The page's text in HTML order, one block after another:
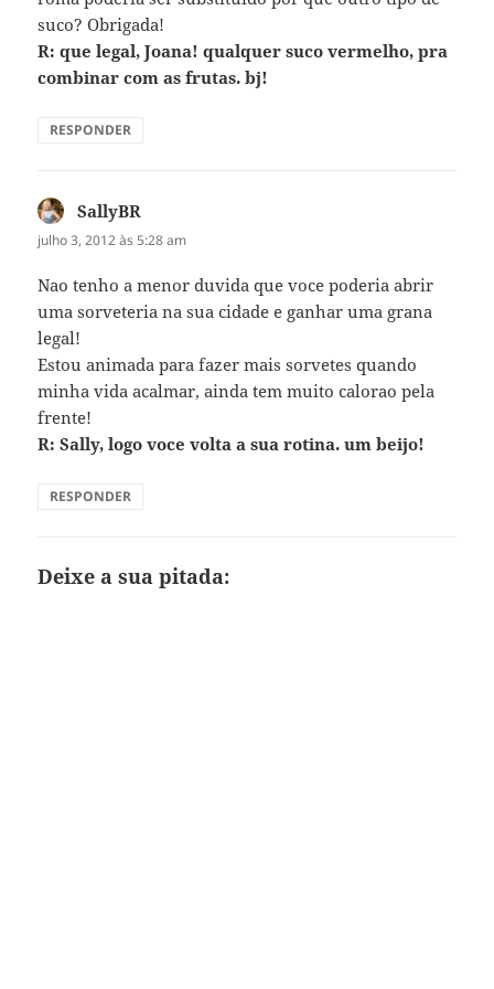
suco? Obrigada!
R: que legal, Joana! qualquer suco vermelho, pra
combinar com as frutas. bj!
RESPONDER
SallyBR
julho 3, 2012 às 5:28 am
Nao tenho a menor duvida que voce poderia abrir
uma sorveteria na sua cidade e ganhar uma grana
legal!
Estou animada para fazer mais sorvetes quando
minha vida acalmar, ainda tem muito calorao pela
frente!
R: Sally, logo voce volta a sua rotina. um beijo!
RESPONDER
Deixe a sua pitada: